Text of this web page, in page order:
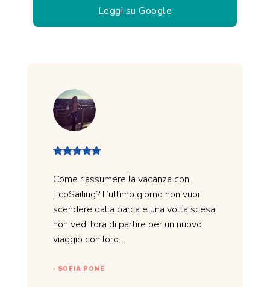
Leggi su Google
Come riassumere la vacanza con
EcoSailing? L’ultimo giorno non vuoi
scendere dalla barca e una volta scesa
non vedi l’ora di partire per un nuovo
viaggio con loro...
- SOFIA PONE